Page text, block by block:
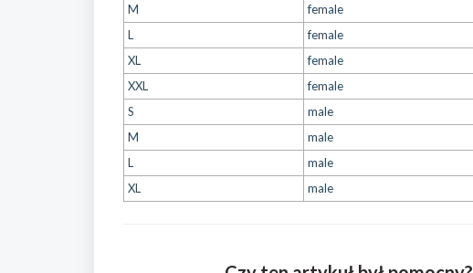
M
female
L
female
XL
female
XXL
female
S
male
M
male
L
male
XL
male